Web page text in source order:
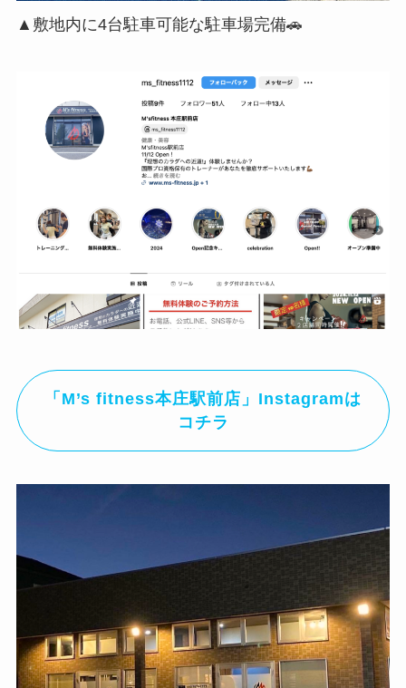
▲敷地内に4台駐車可能な駐車場完備🚗
「M’s fitness本庄駅前店」Instagramは
コチラ